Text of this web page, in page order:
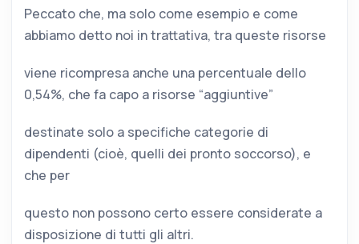
Peccato che, ma solo come esempio e come
abbiamo detto noi in trattativa, tra queste risorse
viene ricompresa anche una percentuale dello
0,54%, che fa capo a risorse “aggiuntive”
destinate solo a specifiche categorie di
dipendenti (cioè, quelli dei pronto soccorso), e
che per
questo non possono certo essere considerate a
disposizione di tutti gli altri.